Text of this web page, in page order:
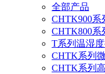
全部产品
CHTK900系
CHTK800系
T系列温湿
CHTK系列
CHTK系列